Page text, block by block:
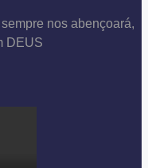
nos abençoará,
DEUS